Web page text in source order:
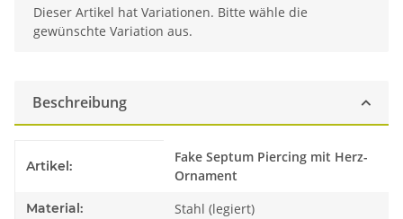
x
Dieser Artikel hat Variationen. Bitte wähle die
gewünschte Variation aus.
Beschreibung
Artikel:
Fake Septum Piercing mit Herz-
Ornament
Material: Stahl (legiert)